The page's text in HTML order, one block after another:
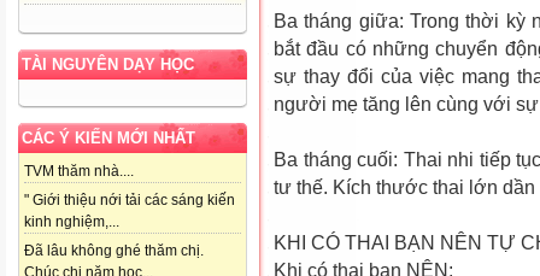
TÀI NGUYÊN DẠY HỌC
CÁC Ý KIẾN MỚI NHẤT
TVM thăm nhà....
" Giới thiệu nới tải các sáng kiến
kinh nghiệm,...
Đã lâu không ghé thăm chị.
Chúc chị năm học...
Ba tháng giữa: Trong thời kỳ
bắt đầu có những chuyển
sự thay đổi của việc mang
người mẹ tăng lên cùng với
Ba tháng cuối: Thai nhi tiếp
tư thế. Kích thước thai lớn
KHI CÓ THAI BẠN NÊN TỰ
Khi có thai bạn NÊN: